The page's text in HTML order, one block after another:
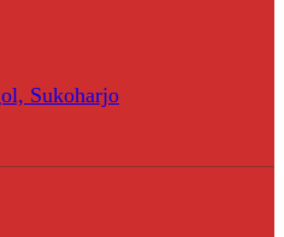
Sukoharjo